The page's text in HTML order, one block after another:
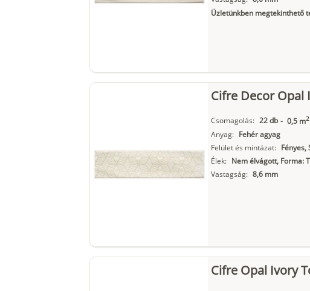
Üzletünkben megtekinthető
Cifre Decor Opal
Csomagolás: 22 db - 0,5 m2
Anyag: Fehér agyag
Felület és mintázat: Fényes,
Élek: Nem élvágott, Forma:
Vastagság: 8,6 mm
Cifre Opal Ivory